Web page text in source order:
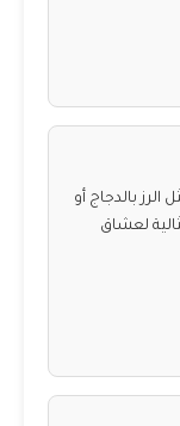
بالدجاج أو
لعشاق